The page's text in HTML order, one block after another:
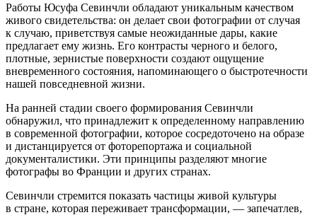
Работы Юсуфа Севинчли обладают уникальным качеством
живого свидетельства: он делает свои фотографии от случая
к случаю, приветствуя самые неожиданные дары, какие
предлагает ему жизнь. Его контрасты черного и белого,
плотные, зернистые поверхности создают ощущение
вневременного состояния, напоминающего о быстротечности
нашей повседневной жизни.
На ранней стадии своего формирования Севинчли
обнаружил, что принадлежит к определенному направлению
в современной фотографии, которое сосредоточено на образе
и дистанцируется от фоторепортажа и социальной
документалистики. Эти принципы разделяют многие
фотографы во Франции и других странах.
Севинчли стремится показать частицы живой культуры
в стране, которая переживает трансформации, — запечатлев,